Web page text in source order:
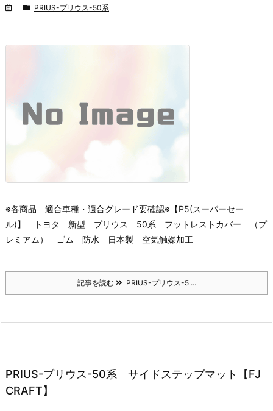
PRIUS-プリウス-50系
※各商品 適合車種・適合グレード要確認※ 【P5(スーパーセー
ル)】 トヨタ 新型 プリウス 50系 フットレストカバー （プ
レミアム） ゴム 防水 日本製 空気触媒加工
記事を読む PRIUS-プリウス-5 ...
PRIUS-プリウス-50系 サイドステップマット【FJ
CRAFT】